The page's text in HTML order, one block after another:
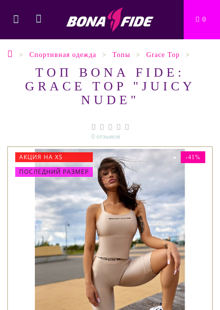
0
Спортивная одежда Топы Grace Top
ТОП BONA FIDE:
GRACE TOP "JUICY
NUDE"
0 отзывов
АКЦИЯ НА XS
ПОСЛЕДНИЙ РАЗМЕР
-41%